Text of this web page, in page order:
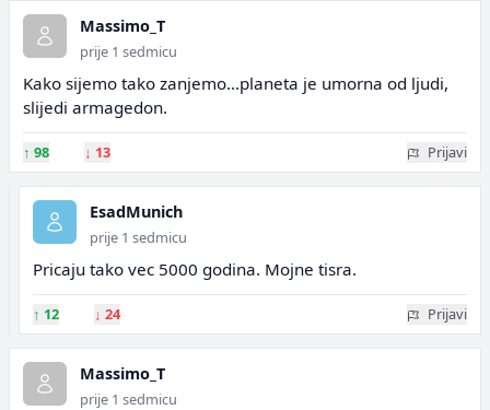
Massimo_T
prije 1 sedmicu
Kako sijemo tako zanjemo...planeta je umorna od ljudi,
slijedi armagedon.
↑ 98 ↓ 13 Prijavi
EsadMunich
prije 1 sedmicu
Pricaju tako vec 5000 godina. Mojne tisra.
↑ 12 ↓ 24 Prijavi
Massimo_T
prije 1 sedmicu